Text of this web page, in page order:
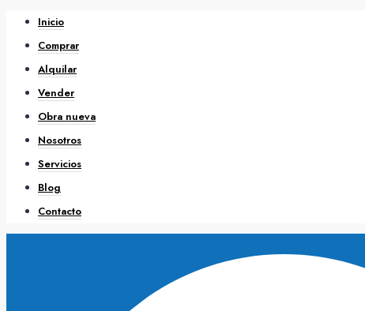
Inicio
Comprar
Alquilar
Vender
Obra nueva
Nosotros
Servicios
Blog
Contacto